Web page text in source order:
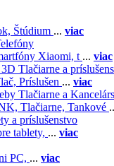
Štúdium ... viac
Xiaomi, t ... viac
3D Tlačiarne a
Príslušen ... viac
Tlačiarne a
Tlačiarne, Tankové
a príslušenstvo
tablety, ... viac
PC, ... viac